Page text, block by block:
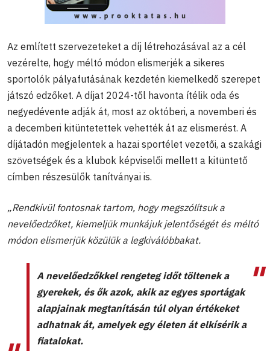
Az említett szervezeteket a díj létrehozásával az a cél
vezérelte, hogy méltó módon elismerjék a sikeres
sportolók pályafutásának kezdetén kiemelkedő szerepet
játszó edzőket. A díjat 2024-től havonta ítélik oda és
negyedévente adják át, most az októberi, a novemberi és
a decemberi kitüntetettek vehették át az elismerést. A
díjátadón megjelentek a hazai sportélet vezetői, a szakági
szövetségek és a klubok képviselői mellett a kitüntető
címben részesülők tanítványai is.
„Rendkívül fontosnak tartom, hogy megszólítsuk a
nevelőedzőket, kiemeljük munkájuk jelentőségét és méltó
módon elismerjük közülük a legkiválóbbakat.
A nevelőedzőkkel rengeteg időt töltenek a
gyerekek, és ők azok, akik az egyes sportágak
alapjainak megtanításán túl olyan értékeket
adhatnak át, amelyek egy életen át elkísérik a
fiatalokat.